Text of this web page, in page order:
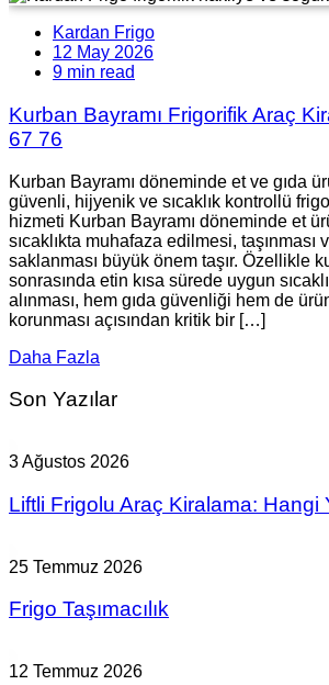
Kardan Frigo
12 May 2026
9 min read
Kurban Bayramı Frigorifik Araç
67 76
Kurban Bayramı döneminde et ve gıda
güvenli, hijyenik ve sıcaklık kontrollü
hizmeti Kurban Bayramı döneminde et
sıcaklıkta muhafaza edilmesi, taşınması
saklanması büyük önem taşır. Özellikle
sonrasında etin kısa sürede uygun
alınması, hem gıda güvenliği hem de
korunması açısından kritik bir […]
Daha Fazla
Son Yazılar
3 Ağustos 2026
Liftli Frigolu Araç Kiralama: Hangi
25 Temmuz 2026
Frigo Taşımacılık
12 Temmuz 2026